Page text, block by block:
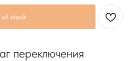
of stock
переключения